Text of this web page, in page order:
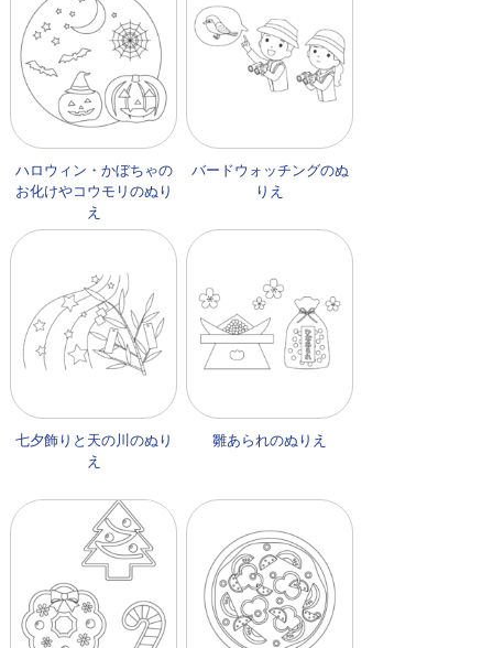
ハロウィン・かぼちゃの
お化けやコウモリのぬり
え
バードウォッチングのぬ
りえ
七夕飾りと天の川のぬり
え
雛あられのぬりえ